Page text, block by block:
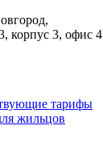
корпус 3, офис 4
тарифы
жильцов